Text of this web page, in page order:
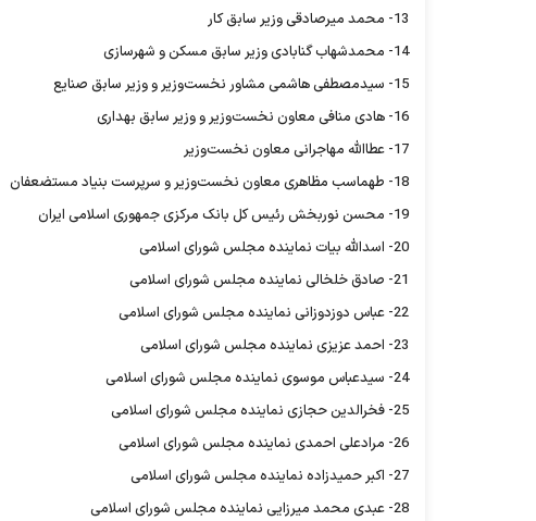
13- محمد میرصادقی وزیر سابق کار
14- محمدشهاب گنابادی وزیر سابق مسکن و شهرسازی
15- سیدمصطفی هاشمی مشاور نخست‌وزیر و وزیر سابق صنایع
16- هادی منافی معاون نخست‌وزیر و وزیر سابق بهداری
17- عطاالله مهاجرانی معاون نخست‌وزیر
18- طهماسب مظاهری معاون نخست‌وزیر و سرپرست بنیاد مستضعفان
19- محسن نوربخش رئیس کل بانک مرکزی جمهوری اسلامی ایران
20- اسدالله بیات نماینده مجلس شورای اسلامی
21- صادق خلخالی نماینده مجلس شورای اسلامی
22- عباس دوزدوزانی نماینده مجلس شورای اسلامی
23- احمد عزیزی نماینده مجلس شورای اسلامی
24- سیدعباس موسوی نماینده مجلس شورای اسلامی
25- فخرالدین حجازی نماینده مجلس شورای اسلامی
26- مرادعلی احمدی نماینده مجلس شورای اسلامی
27- اکبر حمیدزاده نماینده مجلس شورای اسلامی
28- عبدی محمد میرزایی نماینده مجلس شورای اسلامی